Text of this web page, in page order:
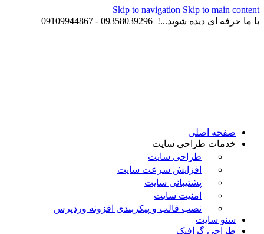
Skip to navigation Skip to main content
با ما حرفه ای دیده شوید...! 09358039296 - 09109944867
صفحه اصلی
خدمات طراحی سایت
طراحی سایت
افزایش سرعت سایت
پشتیبانی سایت
امنیت سایت
نصب قالب و پیکربندی افزونه وردپرس
سئو سایت
طراحی گرافیک